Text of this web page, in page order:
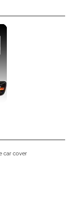
car cover